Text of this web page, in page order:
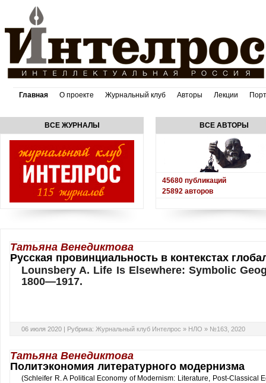
Главная О проекте Журнальный клуб Авторы Лекции
ВСЕ ЖУРНАЛЫ ВСЕ АВТОРЫ
45680 публикаций
25892 авторов
Татьяна Венедиктова
Русская провинциальность в контекстах
Lounsbery A. Life Is Elsewhere: Symbolic
1800—1917.
06 июля 2020 | Рубрика: Журнальный клуб Интелрос » НЛО » №163, 2020
Татьяна Венедиктова
Политэкономия литературного модернизма
(Schleifer R. A Political Economy of Modernism: Literature, Post-Classical